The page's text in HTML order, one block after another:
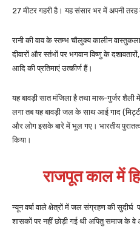
27 मीटर गहरी है। यह संसार भर में अपनी तरह
रानी की वाव के स्तम्भ चौलुक्य कालीन
दीवारों और स्तंभों पर भगवान विष्णु के
आदि की प्रतिमाएं उत्कीर्ण हैं।
यह बावड़ी सात मंजिला है तथा मारू-गुर्जर
लगा तब यह बावड़ी जल के साथ आई गाद
और लोग इसके बारे में भूल गए। भारतीय
किया।
राजपूत काल में
न्यून वर्षा वाले क्षेत्रों में जल संग्रहण की
शासकों पर नहीं छोड़ी गई थी अपितु समाज के